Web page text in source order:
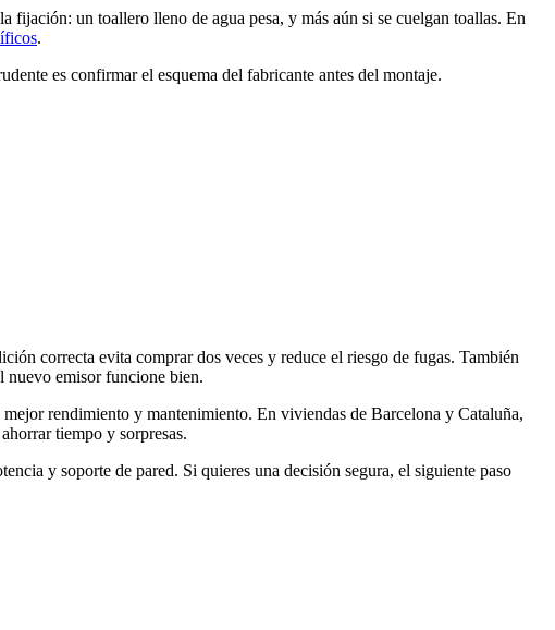
un toallero lleno de agua pesa, y más aún si se cuelgan toallas. En
.
es confirmar el esquema del fabricante antes del montaje.
correcta evita comprar dos veces y reduce el riesgo de fugas. También
nuevo emisor funcione bien.
rendimiento y mantenimiento. En viviendas de Barcelona y Cataluña,
tiempo y sorpresas.
y soporte de pared. Si quieres una decisión segura, el siguiente paso